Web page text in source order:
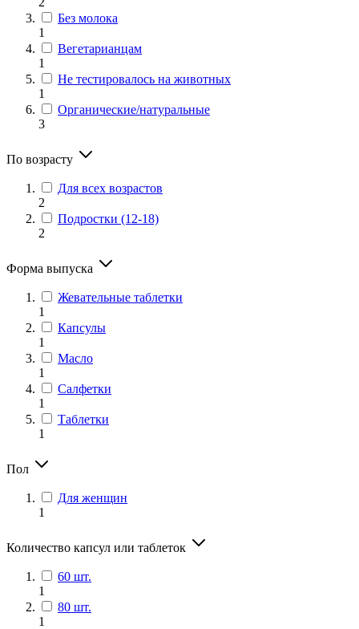
Без молока
1
Вегетарианцам
1
Не тестировалось на животных
1
Органические/натуральные
3
По возрасту
Для всех возрастов
2
Подростки (12-18)
2
Форма выпуска
Жевательные таблетки
1
Капсулы
1
Масло
1
Салфетки
1
Таблетки
1
Пол
Для женщин
1
Количество капсул или таблеток
60 шт.
1
80 шт.
1